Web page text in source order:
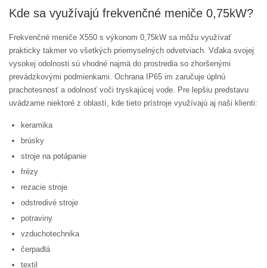
Kde sa využívajú frekvenčné meniče 0,75kW?
Frekvenčné meniče X550 s výkonom 0,75kW sa môžu využívať
prakticky takmer vo všetkých priemyselných odvetviach. Vďaka svojej
vysokej odolnosti sú vhodné najmä do prostredia so zhoršenými
prevádzkovými podmienkami. Ochrana IP65 im zaručuje úplnú
prachotesnosť a odolnosť voči tryskajúcej vode. Pre lepšiu predstavu
uvádzame niektoré z oblastí, kde tieto prístroje využívajú aj naši klienti:
keramika
brúsky
stroje na potápanie
frézy
rezacie stroje
odstredivé stroje
potraviny
vzduchotechnika
čerpadlá
textil